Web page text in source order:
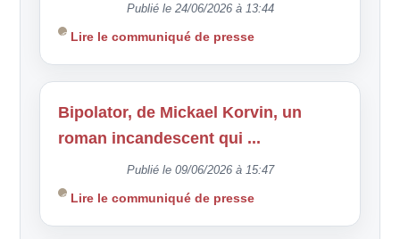
Publié le 24/06/2026 à 13:44
Lire le communiqué de presse
Bipolator, de Mickael Korvin, un
roman incandescent qui ...
Publié le 09/06/2026 à 15:47
Lire le communiqué de presse